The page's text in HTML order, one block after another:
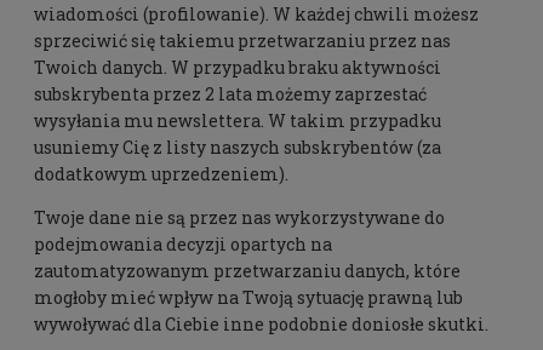
wiadomości (profilowanie). W każdej chwili możesz
sprzeciwić się takiemu przetwarzaniu przez nas
Twoich danych. W przypadku braku aktywności
subskrybenta przez 2 lata możemy zaprzestać
wysyłania mu newslettera. W takim przypadku
usuniemy Cię z listy naszych subskrybentów (za
dodatkowym uprzedzeniem).
Twoje dane nie są przez nas wykorzystywane do
podejmowania decyzji opartych na
zautomatyzowanym przetwarzaniu danych, które
mogłoby mieć wpływ na Twoją sytuację prawną lub
wywoływać dla Ciebie inne podobnie doniosłe skutki.